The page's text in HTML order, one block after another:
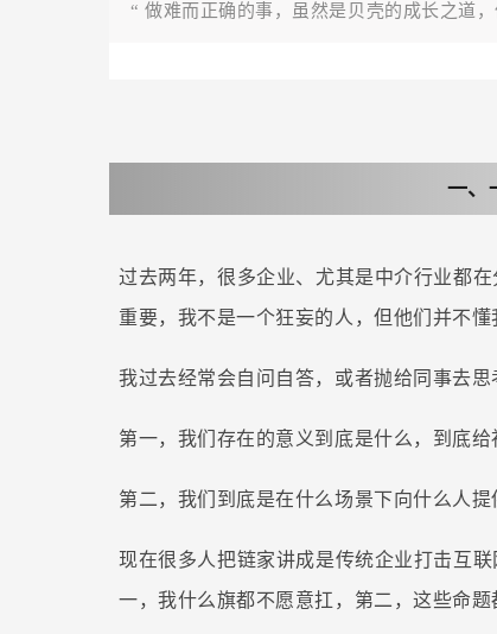
“做难而正确的事，虽然是贝壳的成长之道
一、
过去两年，很多企业、尤其是中介行业都
重要，我不是一个狂妄的人，但他们并不懂
我过去经常会自问自答，或者抛给同事去思
第一，我们存在的意义到底是什么，到底
第二，我们到底是在什么场景下向什么人
现在很多人把链家讲成是传统企业打击互
一，我什么旗都不愿意扛，第二，这些命题